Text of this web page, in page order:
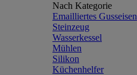
Nach Kategorie
Emailliertes Gusseisen
Steinzeug
Wasserkessel
Mühlen
Silikon
Küchenhelfer